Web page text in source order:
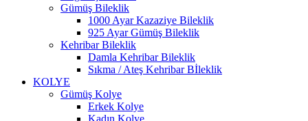
Gümüş Bileklik
1000 Ayar Kazaziye Bileklik
925 Ayar Gümüş Bileklik
Kehribar Bileklik
Damla Kehribar Bileklik
Sıkma / Ateş Kehribar Bİleklik
KOLYE
Gümüş Kolye
Erkek Kolye
Kadın Kolye